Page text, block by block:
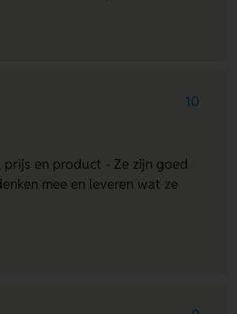
10
prijs en product - Ze zijn goed
mee en leveren wat ze